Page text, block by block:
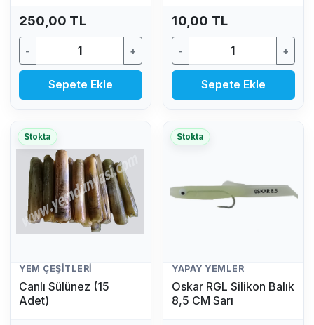
250,00 TL
- +
Sepete Ekle
10,00 TL
- +
Sepete Ekle
Stokta
YEM ÇEŞITLERI
Canlı Sülünez (15
Adet)
Stokta
YAPAY YEMLER
Oskar RGL Silikon Balık
8,5 CM Sarı